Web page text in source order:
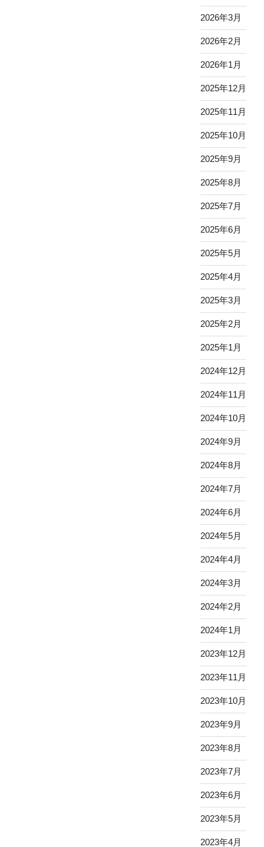
2026年3月
2026年2月
2026年1月
2025年12月
2025年11月
2025年10月
2025年9月
2025年8月
2025年7月
2025年6月
2025年5月
2025年4月
2025年3月
2025年2月
2025年1月
2024年12月
2024年11月
2024年10月
2024年9月
2024年8月
2024年7月
2024年6月
2024年5月
2024年4月
2024年3月
2024年2月
2024年1月
2023年12月
2023年11月
2023年10月
2023年9月
2023年8月
2023年7月
2023年6月
2023年5月
2023年4月